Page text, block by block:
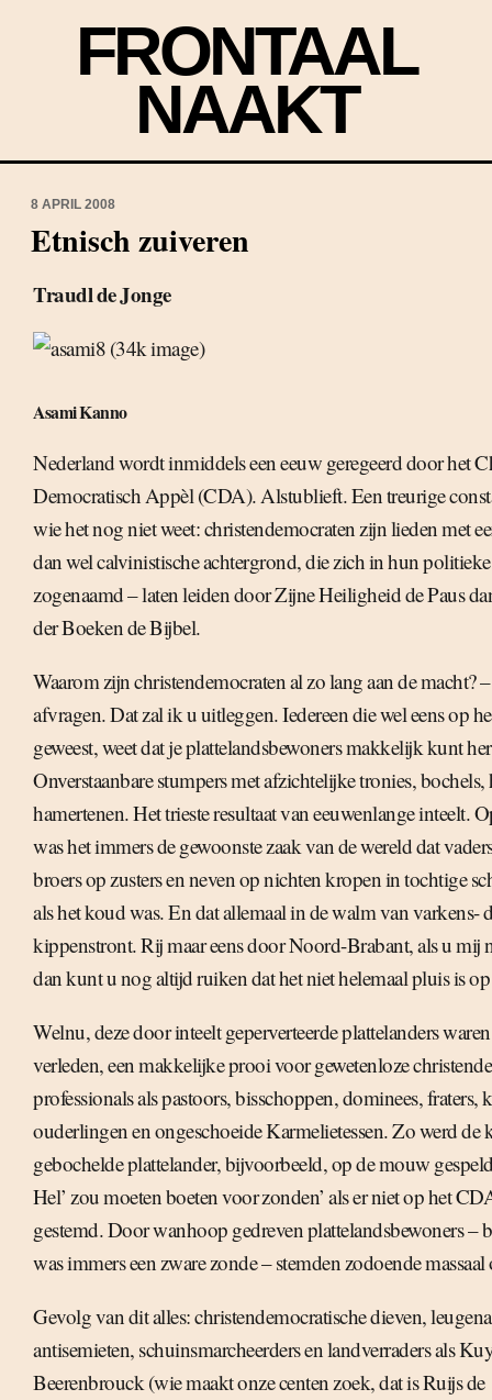
FRONTAAL
NAAKT
8 APRIL 2008
Etnisch zuiveren
Traudl de Jonge
Asami Kanno
Nederland wordt inmiddels een eeuw geregeerd door het
Democratisch Appèl (CDA). Alstublieft. Een treurige
wie het nog niet weet: christendemocraten zijn lieden met
dan wel calvinistische achtergrond, die zich in hun
zogenaamd – laten leiden door Zijne Heiligheid de Paus
der Boeken de Bijbel.
Waarom zijn christendemocraten al zo lang aan de macht?
afvragen. Dat zal ik u uitleggen. Iedereen die wel eens op
geweest, weet dat je plattelandsbewoners makkelijk kunt
Onverstaanbare stumpers met afzichtelijke tronies,
hamertenen. Het trieste resultaat van eeuwenlange inteelt.
was het immers de gewoonste zaak van de wereld dat
broers op zusters en neven op nichten kropen in tochtige
als het koud was. En dat allemaal in de walm van varkens-
kippenstront. Rij maar eens door Noord-Brabant, als u mij
dan kunt u nog altijd ruiken dat het niet helemaal pluis is
Welnu, deze door inteelt geperverteerde plattelanders
verleden, een makkelijke prooi voor gewetenloze
professionals als pastoors, bisschoppen, dominees, fraters,
ouderlingen en ongeschoeide Karmelietessen. Zo werd de
gebochelde plattelander, bijvoorbeeld, op de mouw
Hel’ zou moeten boeten voor zonden’ als er niet op het
gestemd. Door wanhoop gedreven plattelandsbewoners –
was immers een zware zonde – stemden zodoende
Gevolg van dit alles: christendemocratische dieven,
antisemieten, schuinsmarcheerders en landverraders als
Beerenbrouck (wie maakt onze centen zoek, dat is Ruijs de